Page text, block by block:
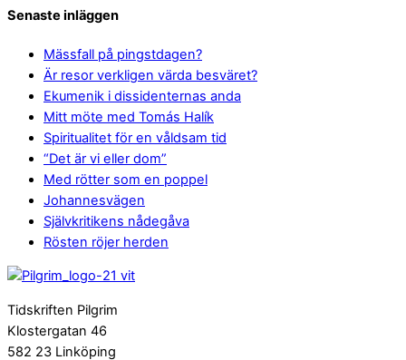
Senaste inläggen
Mässfall på pingstdagen?
Är resor verkligen värda besväret?
Ekumenik i dissidenternas anda
Mitt möte med Tomás Halík
Spiritualitet för en våldsam tid
“Det är vi eller dom”
Med rötter som en poppel
Johannesvägen
Självkritikens nådegåva
Rösten röjer herden
Tidskriften Pilgrim
Klostergatan 46
582 23 Linköping